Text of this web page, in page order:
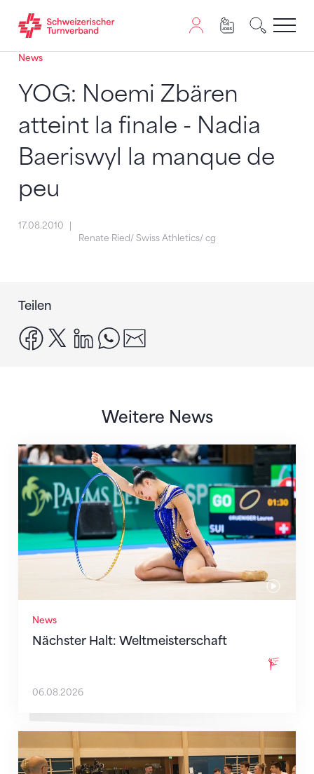
Zum Inhalt springen
Zur Sitemap navigieren
Zum Navigieren dieser Seite wird JavaScript benötigt.
News
YOG: Noemi Zbären
atteint la finale - Nadia
Baeriswyl la manque de
peu
17.08.2010
Renate Ried/ Swiss Athletics/ cg
Teilen
facebook
x linkedinwhatsapp
Weitere News
News
Nächster Halt: Weltmeisterschaft
Nächster Halt: Weltmeisterschaft
06.08.2026
Mit klaren Zielen nach Zagreb